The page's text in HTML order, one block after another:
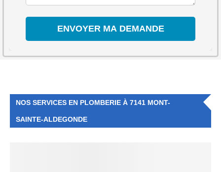
NOS SERVICES EN PLOMBERIE À 7141 MONT-
SAINTE-ALDEGONDE